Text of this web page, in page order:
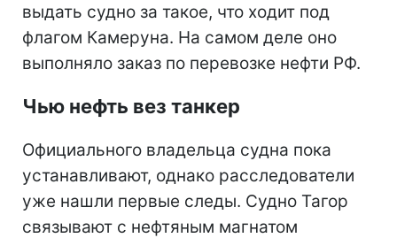
выдать судно за такое, что ходит под
флагом Камеруна. На самом деле оно
выполняло заказ по перевозке нефти РФ.
Чью нефть вез танкер
Официального владельца судна пока
устанавливают, однако расследователи
уже нашли первые следы. Судно Тагор
связывают с нефтяным магнатом